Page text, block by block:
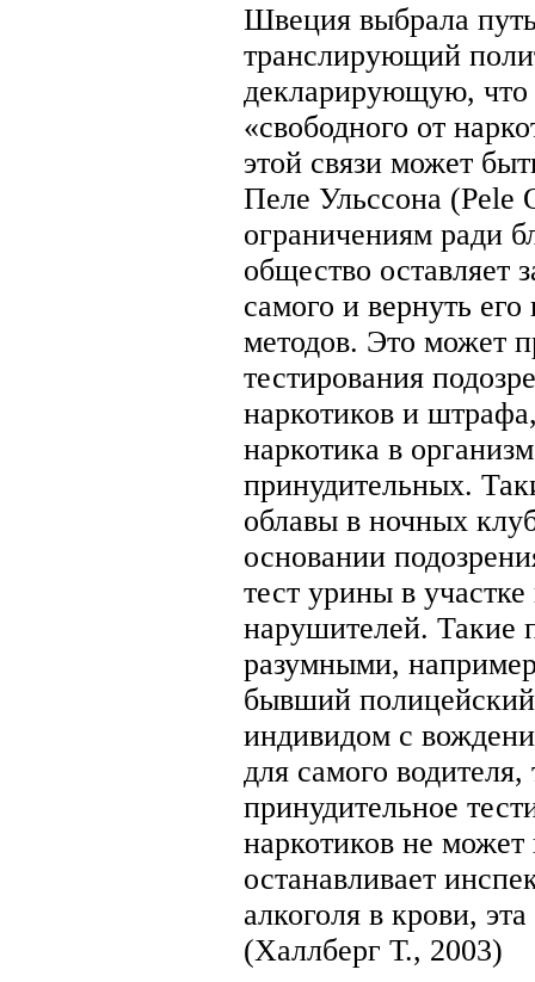
Швеция выбрала
транслирующий
декларирующую, что
«свободного от
этой связи может
Пеле Ульссона (Pele
ограничениям ради
общество оставляет
самого и вернуть
методов. Это может
тестирования
наркотиков и
наркотика в
принудительных.
облавы в ночных
основании
тест урины в
нарушителей. Такие
разумными,
бывший
индивидом с
для самого
принудительное
наркотиков не может
останавливает
алкоголя в крови,
(Халлберг Т., 2003)